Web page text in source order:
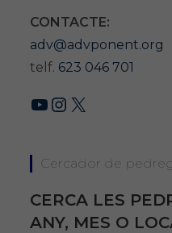
CONTACTE:
adv@advponent.org
telf. 623 046 701
YouTube
Instagram
X
Cercador de
CERCA LES
ANY, MES O